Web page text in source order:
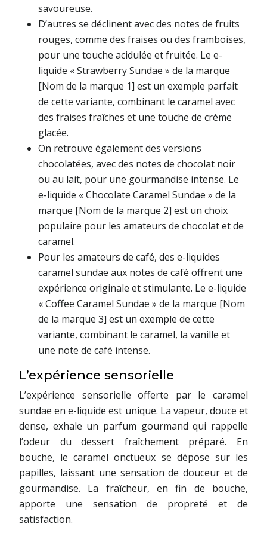
savoureuse.
D’autres se déclinent avec des notes de fruits
rouges, comme des fraises ou des framboises,
pour une touche acidulée et fruitée. Le e-
liquide « Strawberry Sundae » de la marque
[Nom de la marque 1] est un exemple parfait
de cette variante, combinant le caramel avec
des fraises fraîches et une touche de crème
glacée.
On retrouve également des versions
chocolatées, avec des notes de chocolat noir
ou au lait, pour une gourmandise intense. Le
e-liquide « Chocolate Caramel Sundae » de la
marque [Nom de la marque 2] est un choix
populaire pour les amateurs de chocolat et de
caramel.
Pour les amateurs de café, des e-liquides
caramel sundae aux notes de café offrent une
expérience originale et stimulante. Le e-liquide
« Coffee Caramel Sundae » de la marque [Nom
de la marque 3] est un exemple de cette
variante, combinant le caramel, la vanille et
une note de café intense.
L’expérience sensorielle
L’expérience sensorielle offerte par le caramel
sundae en e-liquide est unique. La vapeur, douce et
dense, exhale un parfum gourmand qui rappelle
l’odeur du dessert fraîchement préparé. En
bouche, le caramel onctueux se dépose sur les
papilles, laissant une sensation de douceur et de
gourmandise. La fraîcheur, en fin de bouche,
apporte une sensation de propreté et de
satisfaction.